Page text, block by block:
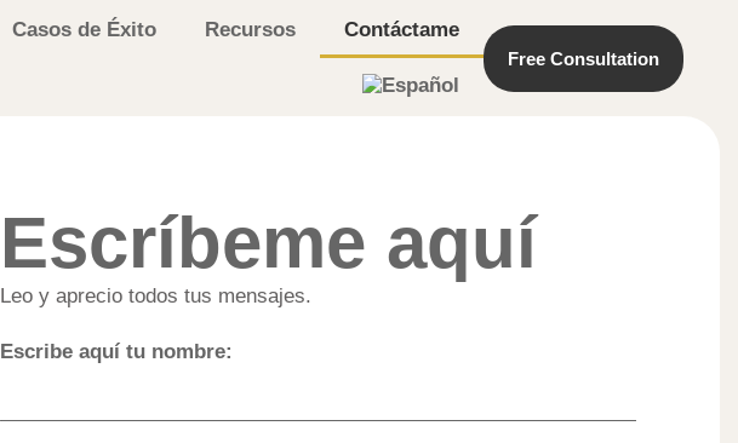
Casos de Éxito Recursos Contáctame
Free Consultation
Escríbeme aquí
Leo y aprecio todos tus mensajes.
Escribe aquí tu nombre: